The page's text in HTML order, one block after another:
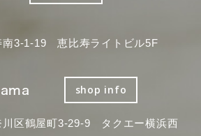
南3-1-19 恵比寿ライトビル5F
shop info
川区鶴屋町3-29-9 タクエー横浜西